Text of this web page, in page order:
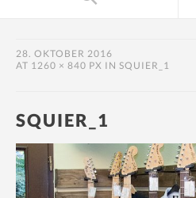
28. OKTOBER 2016
AT 1260 × 840 PX IN SQUIER_1
SQUIER_1